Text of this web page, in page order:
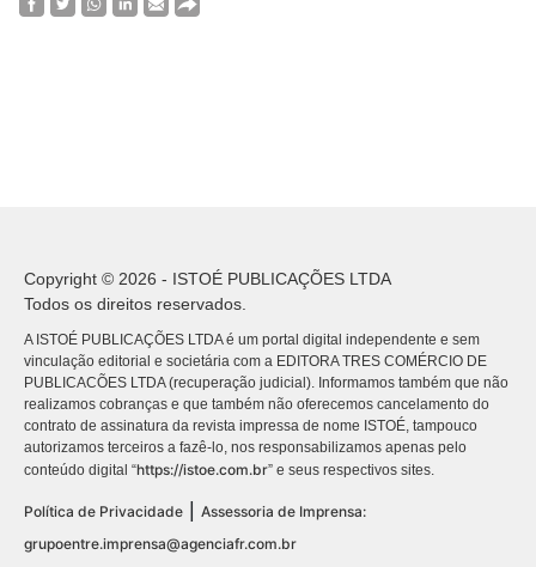
Copyright © 2026 - ISTOÉ PUBLICAÇÕES LTDA
Todos os direitos reservados.
A ISTOÉ PUBLICAÇÕES LTDA é um portal digital independente e sem
vinculação editorial e societária com a EDITORA TRES COMÉRCIO DE
PUBLICACÕES LTDA (recuperação judicial). Informamos também que não
realizamos cobranças e que também não oferecemos cancelamento do
contrato de assinatura da revista impressa de nome ISTOÉ, tampouco
autorizamos terceiros a fazê-lo, nos responsabilizamos apenas pelo
conteúdo digital “https://istoe.com.br” e seus respectivos sites.
Política de Privacidade
Assessoria de Imprensa:
grupoentre.imprensa@agenciafr.com.br